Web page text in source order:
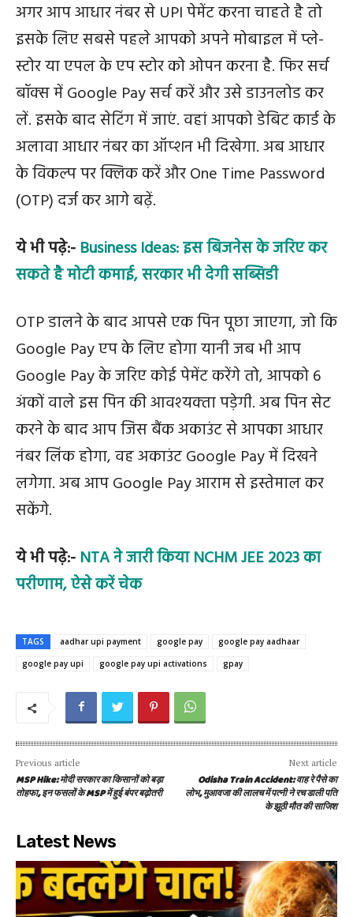
अगर आप आधार नंबर से UPI पेमेंट करना चाहते है तो
इसके लिए सबसे पहले आपको अपने मोबाइल में प्ले-
स्टोर या एपल के एप स्टोर को ओपन करना है. फिर सर्च
बॉक्‍स में Google Pay सर्च करें और उसे डाउनलोड कर
लें. इसके बाद सेटिंग में जाएं. वहां आपको डेबिट कार्ड के
अलावा आधार नंबर का ऑप्शन भी दिखेगा. अब आधार
के विकल्प पर क्लिक करें और One Time Password
(OTP) दर्ज कर आगे बढ़ें.
ये भी पढ़े:- Business Ideas: इस बिजनेस के जरिए कर
सकते है मोटी कमाई, सरकार भी देगी सब्सिडी
OTP डालने के बाद आपसे एक पिन पूछा जाएगा, जो कि
Google Pay एप के लिए होगा यानी जब भी आप
Google Pay के जरिए कोई पेमेंट करेंगे तो, आपको 6
अंकों वाले इस पिन की आवश्‍यक्‍ता पड़ेगी. अब पिन सेट
करने के बाद आप जिस बैंक अकाउंट से आपका आधार
नंबर लिंक होगा, वह अकाउंट Google Pay में दिखने
लगेगा. अब आप Google Pay आराम से इस्तेमाल कर
सकेंगे.
ये भी पढ़े:- NTA ने जारी किया NCHM JEE 2023 का
परीणाम, ऐसे करें चेक
TAGS aadhar upi payment google pay
google pay aadhaar
google pay upi
google pay upi activations gpay
Previous article
MSP Hike: मोदी सरकार का किसानों को बड़ा
तोहफा, इन फसलों के MSP में हुई बंपर बढ़ोतरी
Next article
Odisha Train Accident: वाह रे पैसे का
लोभ, मुआवजा की लालच में पत्नी ने रच डाली पति
के झूठी मौत की साजिश
Latest News